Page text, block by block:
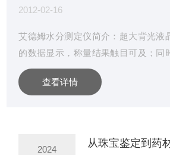
2012-02-16
艾德姆水分测定仪简介：超大背光液
的数据显示，称量结果触目可及；同
示功能，用户可设置英语、法语、德
言。引导用户应用功能，如密度计算
备了16种称量单位，一个用户自定义
RS-232双向数据传输接口，底部称重
查看详情
2024